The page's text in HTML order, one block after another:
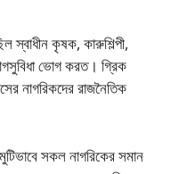
স্বাধীন কৃষক, কারুশিল্পী,
ভােগ করত। গ্রিক
নাগরিকদের রাজনৈতিক
সকল নাগরিকের সমান